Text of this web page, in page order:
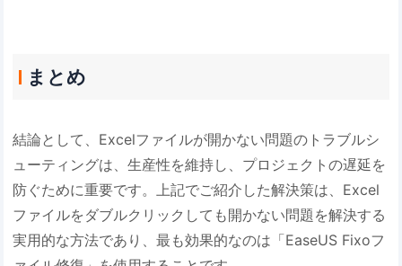
まとめ
結論として、Excelファイルが開かない問題のトラブルシ
ューティングは、生産性を維持し、プロジェクトの遅延を
防ぐために重要です。上記でご紹介した解決策は、Excel
ファイルをダブルクリックしても開かない問題を解決する
実用的な方法であり、最も効果的なのは「EaseUS Fixoフ